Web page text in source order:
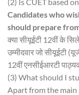
Candidates who
should prepare
क्या सीयूईटी 12वीं के
उम्मीदवार जो सीयूईटी
12वीं एनसीईआरटी
(3) What should I
Apart from the main